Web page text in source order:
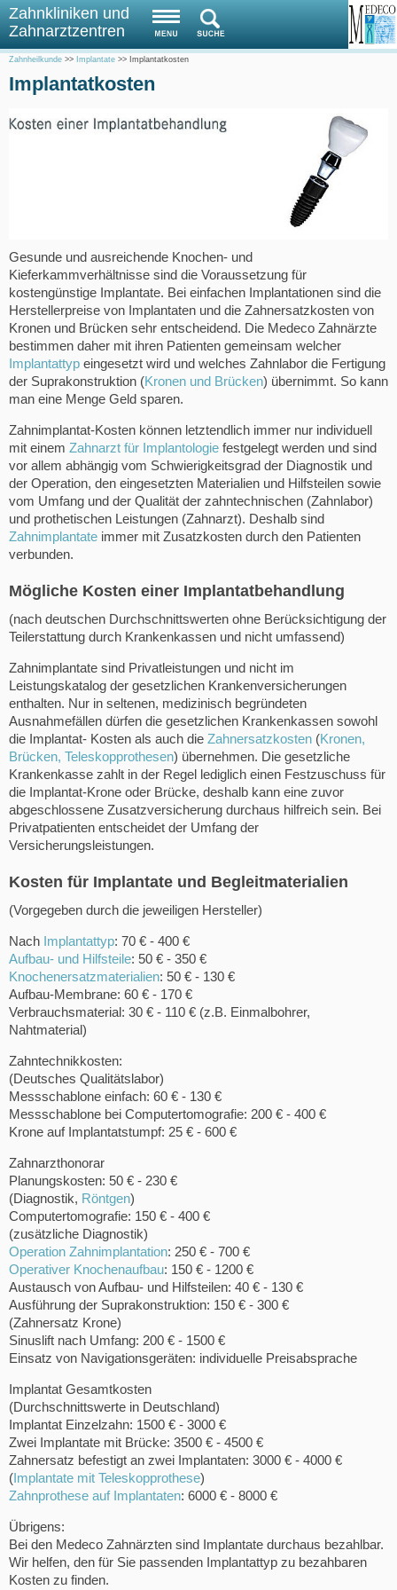
Zahnkliniken und
Zahnarztzentren
Zahnheilkunde >> Implantate >> Implantatkosten
Implantatkosten
Gesunde und ausreichende Knochen- und
Kieferkammverhältnisse sind die Voraussetzung für
kostengünstige Implantate. Bei einfachen Implantationen sind die
Herstellerpreise von Implantaten und die Zahnersatzkosten von
Kronen und Brücken sehr entscheidend. Die Medeco Zahnärzte
bestimmen daher mit ihren Patienten gemeinsam welcher
Implantattyp eingesetzt wird und welches Zahnlabor die Fertigung
der Suprakonstruktion (Kronen und Brücken) übernimmt. So kann
man eine Menge Geld sparen.
Zahnimplantat-Kosten können letztendlich immer nur individuell
mit einem Zahnarzt für Implantologie festgelegt werden und sind
vor allem abhängig vom Schwierigkeitsgrad der Diagnostik und
der Operation, den eingesetzten Materialien und Hilfsteilen sowie
vom Umfang und der Qualität der zahntechnischen (Zahnlabor)
und prothetischen Leistungen (Zahnarzt). Deshalb sind
Zahnimplantate immer mit Zusatzkosten durch den Patienten
verbunden.
Mögliche Kosten einer Implantatbehandlung
(nach deutschen Durchschnittswerten ohne Berücksichtigung der
Teilerstattung durch Krankenkassen und nicht umfassend)
Zahnimplantate sind Privatleistungen und nicht im
Leistungskatalog der gesetzlichen Krankenversicherungen
enthalten. Nur in seltenen, medizinisch begründeten
Ausnahmefällen dürfen die gesetzlichen Krankenkassen sowohl
die Implantat- Kosten als auch die Zahnersatzkosten (Kronen,
Brücken, Teleskopprothesen) übernehmen. Die gesetzliche
Krankenkasse zahlt in der Regel lediglich einen Festzuschuss für
die Implantat-Krone oder Brücke, deshalb kann eine zuvor
abgeschlossene Zusatzversicherung durchaus hilfreich sein. Bei
Privatpatienten entscheidet der Umfang der
Versicherungsleistungen.
Kosten für Implantate und Begleitmaterialien
(Vorgegeben durch die jeweiligen Hersteller)
Nach Implantattyp: 70 € - 400 €
Aufbau- und Hilfsteile: 50 € - 350 €
Knochenersatzmaterialien: 50 € - 130 €
Aufbau-Membrane: 60 € - 170 €
Verbrauchsmaterial: 30 € - 110 € (z.B. Einmalbohrer,
Nahtmaterial)
Zahntechnikkosten:
(Deutsches Qualitätslabor)
Messschablone einfach: 60 € - 130 €
Messschablone bei Computertomografie: 200 € - 400 €
Krone auf Implantatstumpf: 25 € - 600 €
Zahnarzthonorar
Planungskosten: 50 € - 230 €
(Diagnostik, Röntgen)
Computertomografie: 150 € - 400 €
(zusätzliche Diagnostik)
Operation Zahnimplantation: 250 € - 700 €
Operativer Knochenaufbau: 150 € - 1200 €
Austausch von Aufbau- und Hilfsteilen: 40 € - 130 €
Ausführung der Suprakonstruktion: 150 € - 300 €
(Zahnersatz Krone)
Sinuslift nach Umfang: 200 € - 1500 €
Einsatz von Navigationsgeräten: individuelle Preisabsprache
Implantat Gesamtkosten
(Durchschnittswerte in Deutschland)
Implantat Einzelzahn: 1500 € - 3000 €
Zwei Implantate mit Brücke: 3500 € - 4500 €
Zahnersatz befestigt an zwei Implantaten: 3000 € - 4000 €
(Implantate mit Teleskopprothese)
Zahnprothese auf Implantaten: 6000 € - 8000 €
Übrigens:
Bei den Medeco Zahnärzten sind Implantate durchaus bezahlbar.
Wir helfen, den für Sie passenden Implantattyp zu bezahbaren
Kosten zu finden.